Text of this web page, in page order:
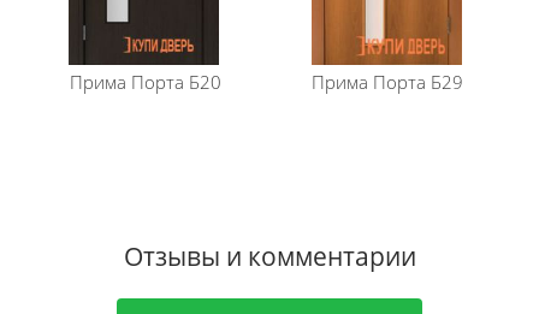
Прима Порта Б20 Прима Порта Б29
Отзывы и комментарии